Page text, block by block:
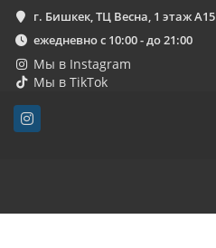
г. Бишкек, ТЦ Весна, 1 этаж А15
ежедневно с 10:00 - до 21:00
Мы в Instagram
Мы в TikTok